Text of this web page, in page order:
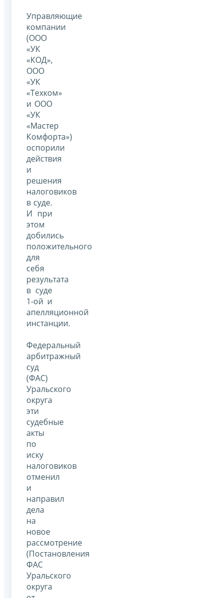
Управляющие
компании
(ООО
«УК
«КОД»,
ООО
«УК
«Техком»
и ООО
«УК
«Мастер
Комфорта»)
оспорили
действия
и
решения
налоговиков
в суде.
И при
этом
добились
положительного
для
себя
результата
в суде
1-ой и
апелляционной
инстанции.
Федеральный
арбитражный
суд
(ФАС)
Уральского
округа
эти
судебные
акты
по
иску
налоговиков
отменил
и
направил
дела
на
новое
рассмотрение
(Постановления
ФАС
Уральского
округа